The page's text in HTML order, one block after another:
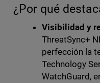
¿Por qué
Visibilidad y
ThreatSync+
perfección la
Technology
WatchGuard,